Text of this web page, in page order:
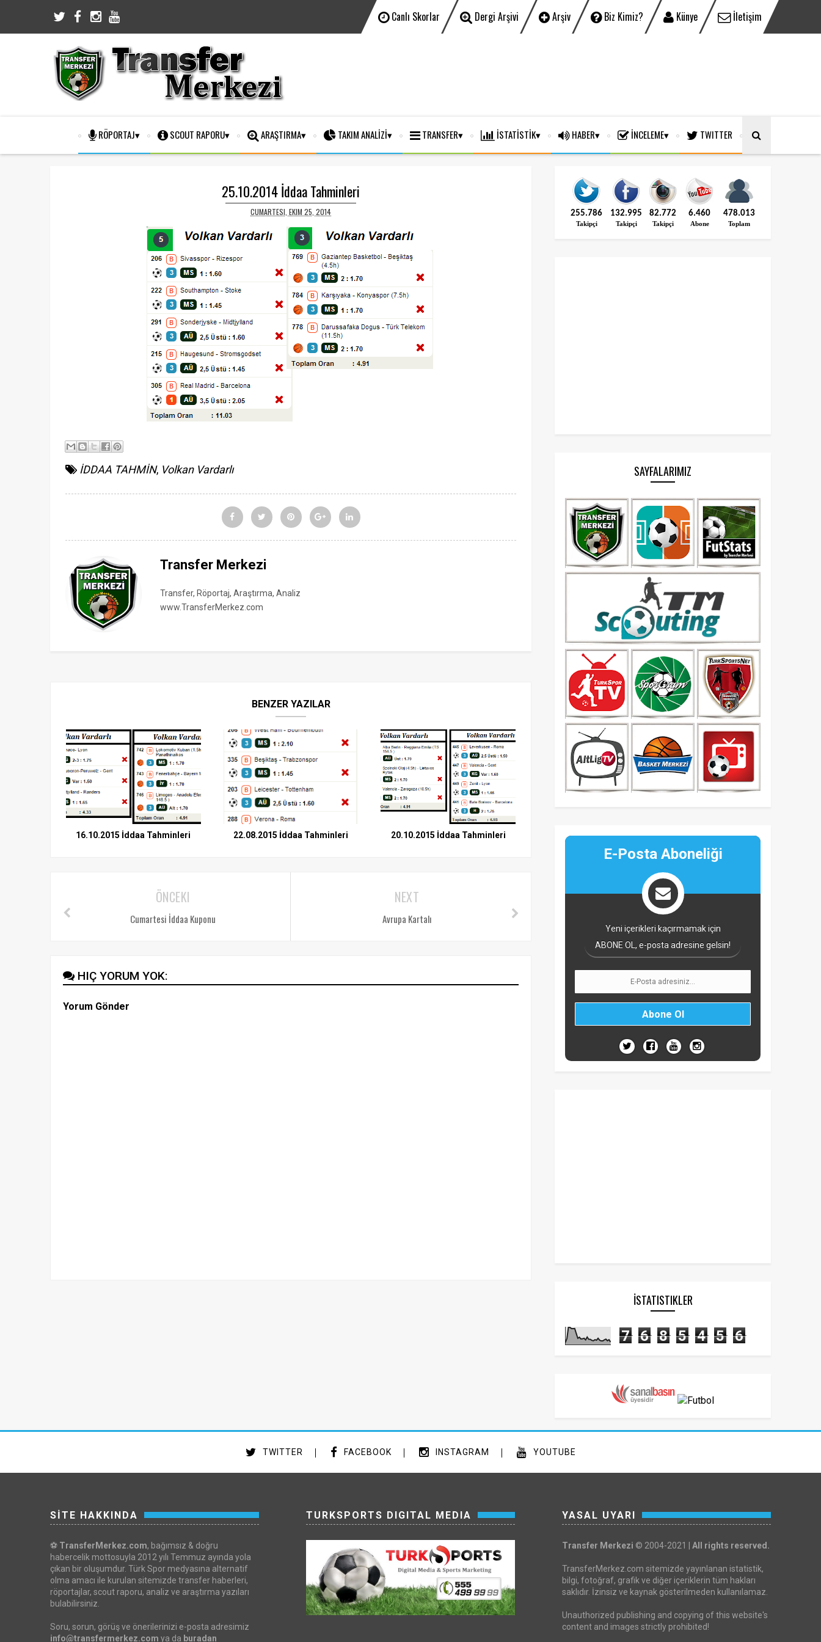
Canlı Skorlar Dergi Arşivi Arşiv Biz Kimiz? Künye İletişim
RÖPORTAJ SCOUT RAPORU ARAŞTIRMA TAKIM ANALİZİ TRANSFER İSTATİSTİK HABER İNCELEME TWITTER
25.10.2014 İddaa Tahminleri
CUMARTESI, EKIM 25, 2014
İDDAA TAHMİN, Volkan Vardarlı
Transfer Merkezi
Transfer, Röportaj, Araştırma, Analiz
www.TransferMerkez.com
BENZER YAZILAR
16.10.2015 İddaa Tahminleri 22.08.2015 İddaa Tahminleri 20.10.2015 İddaa Tahminleri
NEXT
Avrupa Kartalı
ÖNCEKI
Cumartesi İddaa Kuponu
HIÇ YORUM YOK:
Yorum Gönder
255.786
Takipçi
132.995
Takipçi
82.772
Takipçi
6.460
Abone
478.013
Toplam
SAYFALARIMIZ
E-Posta Aboneliği
Yeni içerikleri kaçırmamak için
ABONE OL, e-posta adresine gelsin!
İSTATISTIKLER
7 6 8 5 4 5 6
TWITTER FACEBOOK INSTAGRAM YOUTUBE
SİTE HAKKINDA
⚽ TransferMerkez.com, bağımsız & doğru
habercelik mottosuyla 2012 yılı Temmuz ayında yola
çıkan bir oluşumdur. Türk Spor medyasına alternatif
olma amacı ile kurulan sitemizde transfer haberleri,
röportajlar, scout raporu, analiz ve araştırma yazıları
bulabilirsiniz.
Soru, sorun, görüş ve önerilerinizi e-posta adresimiz
info@transfermerkez.com ya da buradan
TURKSPORTS DIGITAL MEDIA YASAL UYARI
Transfer Merkezi © 2004-2021 | All rights reserved.
TransferMerkez.com sitemizde yayınlanan istatistik,
bilgi, fotoğraf, grafik ve diğer içeriklerin tüm hakları
saklıdır. İzinsiz ve kaynak gösterilmeden kullanılamaz.
Unauthorized publishing and copying of this website's
content and images strictly prohibited!